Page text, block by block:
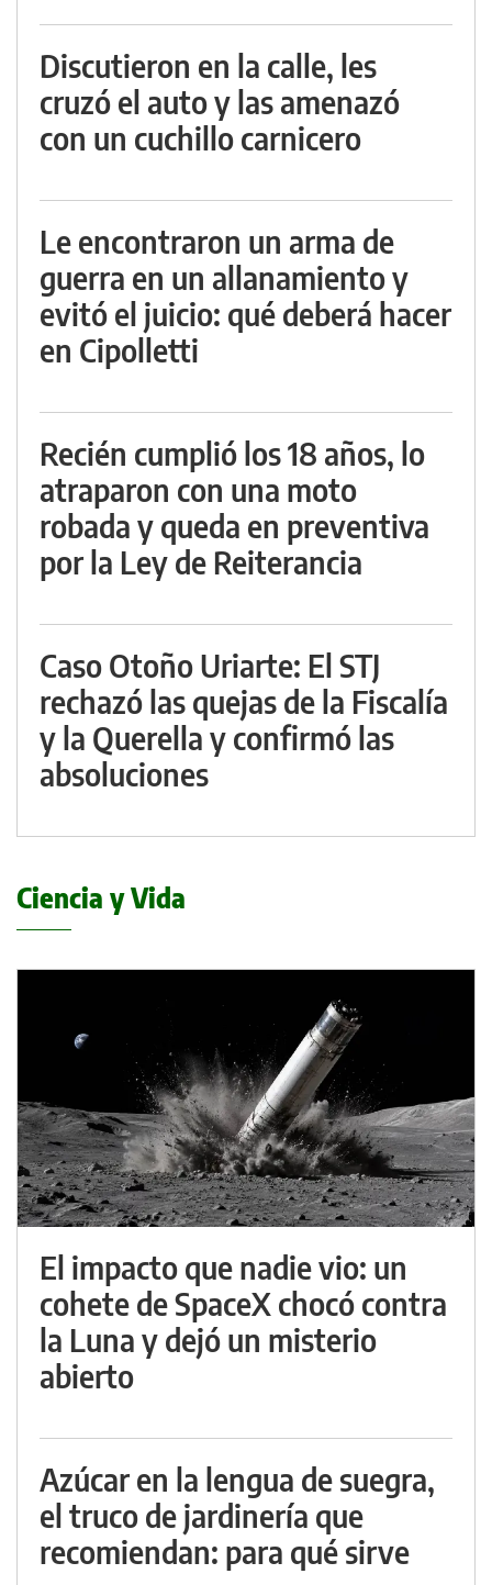
Discutieron en la calle, les
cruzó el auto y las amenazó
con un cuchillo carnicero
Le encontraron un arma de
guerra en un allanamiento y
evitó el juicio: qué deberá hacer
en Cipolletti
Recién cumplió los 18 años, lo
atraparon con una moto
robada y queda en preventiva
por la Ley de Reiterancia
Caso Otoño Uriarte: El STJ
rechazó las quejas de la Fiscalía
y la Querella y confirmó las
absoluciones
Ciencia y Vida
El impacto que nadie vio: un
cohete de SpaceX chocó contra
la Luna y dejó un misterio
abierto
Azúcar en la lengua de suegra,
el truco de jardinería que
recomiendan: para qué sirve